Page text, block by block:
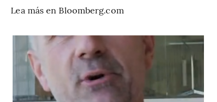
Lea más en Bloomberg.com